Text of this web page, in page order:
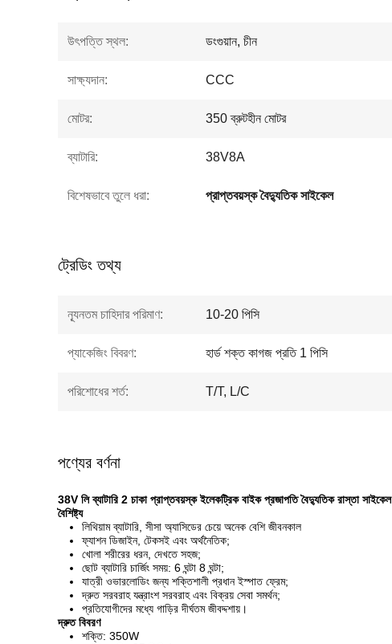
উৎপত্তি স্থল: ডংগুয়ান, চীন
সাক্ষ্যদান: CCC
মোটর: 350 ব্রুটহীন মোটর
ব্যাটারি: 38V8A
বিশেষভাবে তুলে ধরা: প্রাপ্তবয়স্ক বৈদ্যুতিক সাইকেল
ট্রেডিং তথ্য
ন্যূনতম চাহিদার পরিমাণ: 10-20 পিসি
প্যাকেজিং বিবরণ: হার্ড শক্ত কাগজ প্রতি 1 পিসি
পরিশোধের শর্ত: T/T, L/C
পণ্যের বর্ণনা
38V লি ব্যাটারি 2 চাকা প্রাপ্তবয়স্ক ইলেকট্রিক বাইক প্রজাপতি বৈদ্যুতিক রাস্তা সাইকেল
বৈশিষ্ট্য
লিথিয়াম ব্যাটারি, সীসা অ্যাসিডের চেয়ে অনেক বেশি জীবনকাল
ফ্যাশন ডিজাইন, টেকসই এবং অর্থনৈতিক;
খোলা শরীরের ধরন, দেখতে সহজ;
ছোট ব্যাটারি চার্জিং সময়: 6 ঘন্টা 8 ঘন্টা;
যাত্রী ওভারলোডিং জন্য শক্তিশালী প্রধান ইস্পাত ফ্রেম;
দ্রুত সরবরাহ যন্ত্রাংশ সরবরাহ এবং বিক্রয় সেবা সমর্থন;
প্রতিযোগীদের মধ্যে গাড়ির দীর্ঘতম জীবদ্দশায়।
দ্রুত বিবরণ
শক্তি: 350W